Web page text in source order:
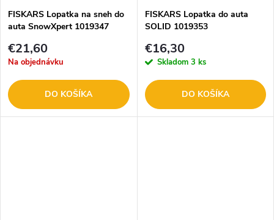
FISKARS Lopatka na sneh do
auta SnowXpert 1019347
€21,60
Na objednávku
DO KOŠÍKA
FISKARS Lopatka do auta
SOLID 1019353
€16,30
Skladom 3 ks
DO KOŠÍKA